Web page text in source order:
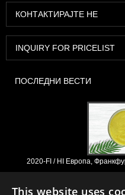
КОНТАКТИРАЈТЕ НЕ
INQUIRY FOR PRICELIST
ПОСЛЕДНИ ВЕСТИ
2020-FI / HI Европа,
This website uses